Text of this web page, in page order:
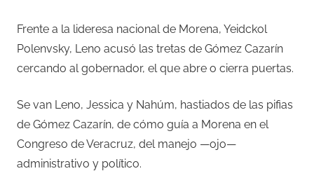
Frente a la lideresa nacional de Morena, Yeidckol
Polenvsky, Leno acusó las tretas de Gómez Cazarín
cercando al gobernador, el que abre o cierra puertas.
Se van Leno, Jessica y Nahúm, hastiados de las pifias
de Gómez Cazarín, de cómo guía a Morena en el
Congreso de Veracruz, del manejo —ojo—
administrativo y político.